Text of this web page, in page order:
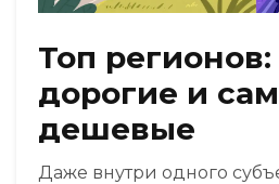
Топ
дорогие и
дешевые
Даже внутри одного